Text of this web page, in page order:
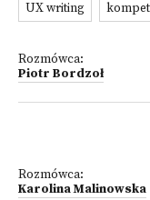
UX writing
Rozmówca:
Piotr Bordzoł
Rozmówca:
Karolina Malinowska